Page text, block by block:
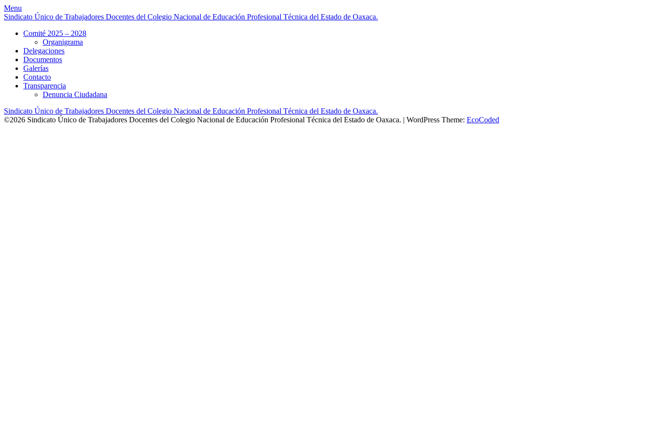
Skip
to
Menu
Sindicato Único de Trabajadores Docentes del Colegio Nacional de Educación Profesional Técnica del Estado de Oaxaca.
Comité 2025 – 2028
Organigrama
Delegaciones
Documentos
Galerías
Contacto
Transparencia
Denuncia Ciudadana
Sindicato Único de Trabajadores Docentes del Colegio Nacional de Educación Profesional Técnica del Estado de Oaxaca.
©2026 Sindicato Único de Trabajadores Docentes del Colegio Nacional de Educación Profesional Técnica del Estado de Oaxaca. | WordPress Theme: EcoCoded